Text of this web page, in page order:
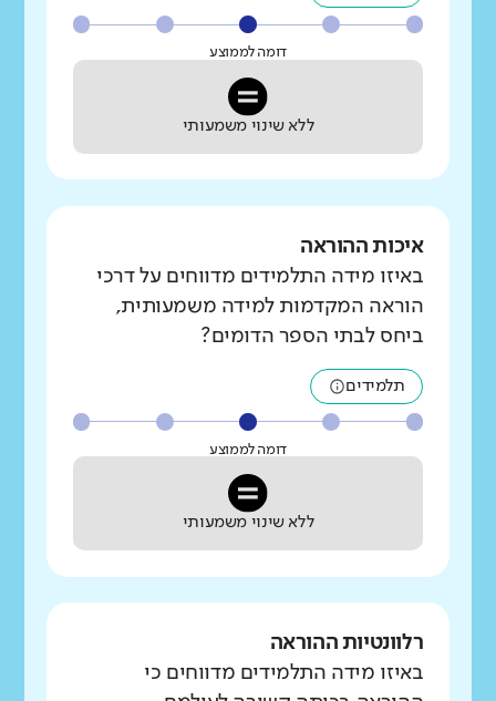
דומה לממוצע
ללא שינוי משמעותי
איכות ההוראה
באיזו מידה התלמידים מדווחים על דרכי
הוראה המקדמות למידה משמעותית,
ביחס לבתי הספר הדומים?
תלמידים
דומה לממוצע
ללא שינוי משמעותי
רלוונטיות ההוראה
באיזו מידה התלמידים מדווחים כי